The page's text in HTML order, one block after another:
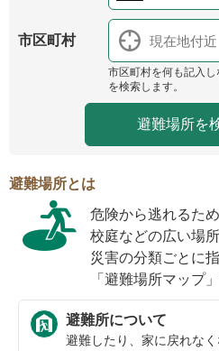
市区町村
市区町村を何も記入
を検索します。
避難場所とは
危険から逃れるた
校庭などの広い場所
災害の分類ごとに
「避難場所マップ
避難所について
避難したり、家に戻れな